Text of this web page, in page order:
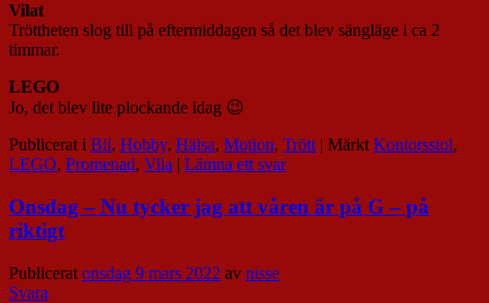
Vilat
Tröttheten slog till på eftermiddagen så det blev sängläge i ca 2
timmar.
LEGO
Jo, det blev lite plockande idag 😉
Publicerat i Bil, Hobby, Hälsa, Motion, Trött | Märkt Kontorsstol,
LEGO, Promenad, Vila | Lämna ett svar
Onsdag – Nu tycker jag att våren är på G – på
riktigt
Publicerat onsdag 9 mars 2022 av nisse
Svara